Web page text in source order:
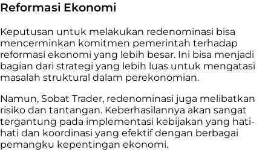
Reformasi Ekonomi
Keputusan untuk melakukan redenominasi bisa
mencerminkan komitmen pemerintah terhadap
reformasi ekonomi yang lebih besar. Ini bisa menjadi
bagian dari strategi yang lebih luas untuk mengatasi
masalah struktural dalam perekonomian.
Namun, Sobat Trader, redenominasi juga melibatkan
risiko dan tantangan. Keberhasilannya akan sangat
tergantung pada implementasi kebijakan yang hati-
hati dan koordinasi yang efektif dengan berbagai
pemangku kepentingan ekonomi.